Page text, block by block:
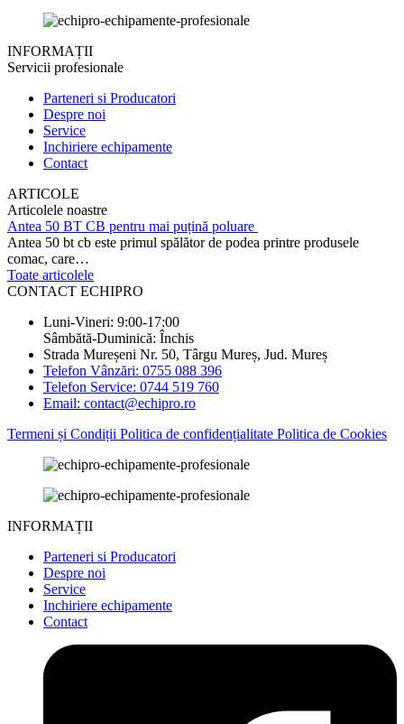
INFORMAȚII
Servicii profesionale
Parteneri si Producatori
Despre noi
Service
Inchiriere echipamente
Contact
ARTICOLE
Articolele noastre
Antea 50 BT CB pentru mai puțină poluare
Antea 50 bt cb este primul spălător de podea printre produsele
comac, care…
Toate articolele
CONTACT ECHIPRO
Luni-Vineri: 9:00-17:00
Sâmbătă-Duminică: Închis
Strada Mureșeni Nr. 50, Târgu Mureș, Jud. Mureș
Telefon Vânzări: 0755 088 396
Telefon Service: 0744 519 760
Email: contact@echipro.ro
Termeni și Condiții Politica de confidențialitate Politica de Cookies
INFORMAȚII
Parteneri si Producatori
Despre noi
Service
Inchiriere echipamente
Contact